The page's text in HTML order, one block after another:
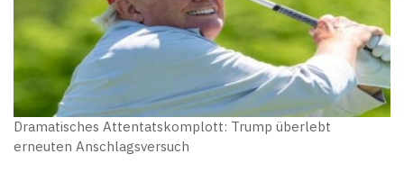
Dramatisches Attentatskomplott: Trump überlebt
erneuten Anschlagsversuch